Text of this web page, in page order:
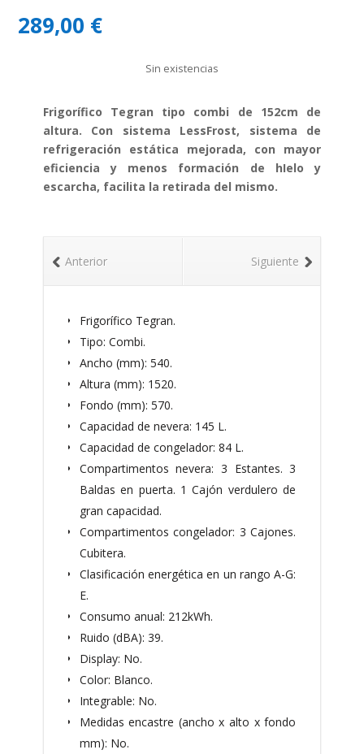
289,00 €
Sin existencias
Frigorífico Tegran tipo combi de 152cm de
altura. Con sistema LessFrost, sistema de
refrigeración estática mejorada, con mayor
eficiencia y menos formación de hIelo y
escarcha, facilita la retirada del mismo.
Siguiente
Anterior
Frigorífico Tegran.
Tipo: Combi.
Ancho (mm): 540.
Altura (mm): 1520.
Fondo (mm): 570.
Capacidad de nevera: 145 L.
Capacidad de congelador: 84 L.
Compartimentos nevera: 3 Estantes. 3
Baldas en puerta. 1 Cajón verdulero de
gran capacidad.
Compartimentos congelador: 3 Cajones.
Cubitera.
Clasificación energética en un rango A-G:
E.
Consumo anual: 212kWh.
Ruido (dBA): 39.
Display: No.
Color: Blanco.
Integrable: No.
Medidas encastre (ancho x alto x fondo
mm): No.